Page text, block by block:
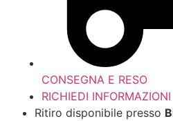
CONSEGNA E RESO
RICHIEDI INFORMAZIONI
Ritiro disponibile presso